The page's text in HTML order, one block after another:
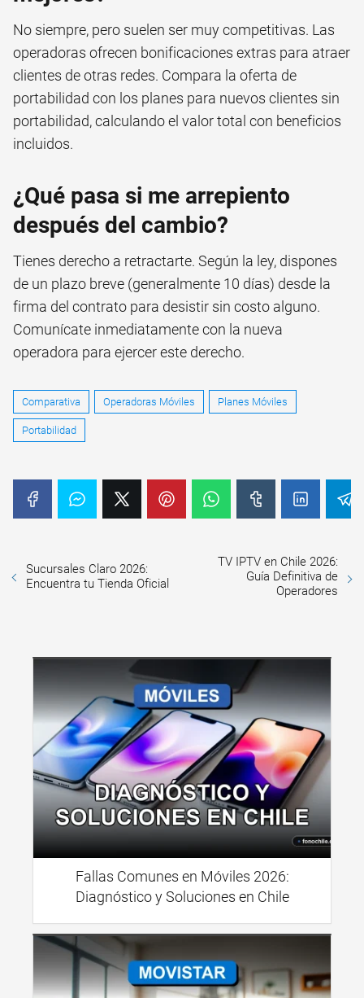
No siempre, pero suelen ser muy competitivas. Las
operadoras ofrecen bonificaciones extras para atraer
clientes de otras redes. Compara la oferta de
portabilidad con los planes para nuevos clientes sin
portabilidad, calculando el valor total con beneficios
incluidos.
¿Qué pasa si me arrepiento
después del cambio?
Tienes derecho a retractarte. Según la ley, dispones
de un plazo breve (generalmente 10 días) desde la
firma del contrato para desistir sin costo alguno.
Comunícate inmediatamente con la nueva
operadora para ejercer este derecho.
Comparativa Operadoras Móviles Planes Móviles
Portabilidad
Sucursales Claro 2026:
Encuentra tu Tienda Oficial
TV IPTV en Chile 2026:
Guía Definitiva de
Operadores
Fallas Comunes en Móviles 2026:
Diagnóstico y Soluciones en Chile